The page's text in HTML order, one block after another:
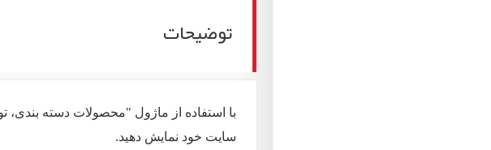
توضیحات
با استفاده از ماژول "محصولات دسته بندی،
سایت خود نمایش دهید.